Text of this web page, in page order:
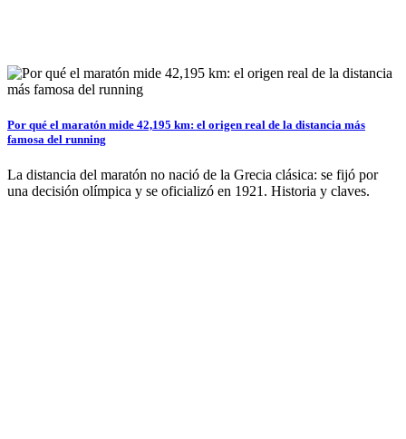
Por qué el maratón mide 42,195 km: el origen real de la distancia más
famosa del running
La distancia del maratón no nació de la Grecia clásica: se fijó por
una decisión olímpica y se oficializó en 1921. Historia y claves.